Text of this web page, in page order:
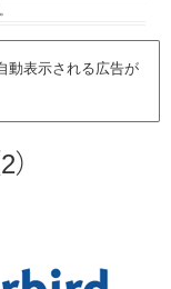
動表示される広告が